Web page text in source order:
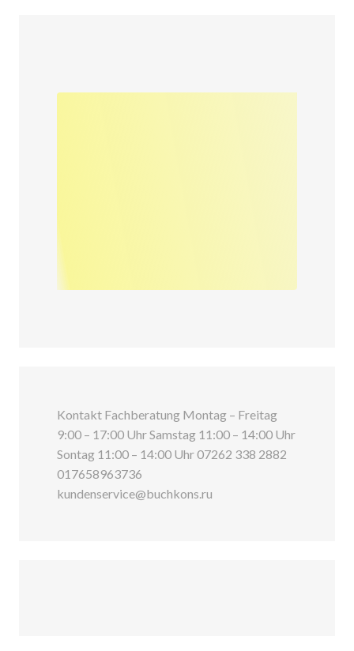
Kontakt Fachberatung Montag – Freitag
9:00 – 17:00 Uhr Samstag 11:00 – 14:00 Uhr
Sontag 11:00 – 14:00 Uhr 07262 338 2882
017658963736
kundenservice@buchkons.ru